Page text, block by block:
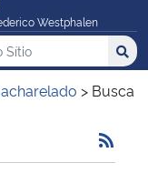
Westphalen
no no Sítio
> Busca